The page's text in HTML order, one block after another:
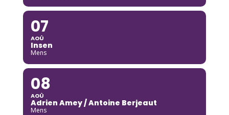
07
AOÛ
Insen
Mens
08
AOÛ
Adrien Amey / Antoine Berjeaut
Mens